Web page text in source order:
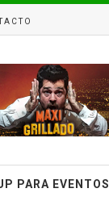
PARA EVENTOS